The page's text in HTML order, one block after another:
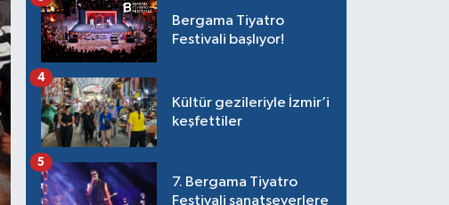
Bergama Tiyatro
Festivali başlıyor!
Kültür gezileriyle İzmir’i
keşfettiler
4
7. Bergama Tiyatro
Festivali sanatseverlere
5